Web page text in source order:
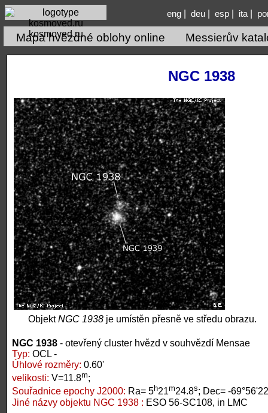
kosmoved.ru
eng| deu| esp| ita|
Mapa hvězdné oblohy online Messierův
NGC 1938
ObjektNGC 1938je umístěn přesně ve středu obrazu.
NGC 1938 - otevřený cluster hvězd v souhvězdí Mensae
Typ: OCL -
Úhlové rozměry: 0.60'
velikosti: V=11.8m;
Souřadnice epochy J2000: Ra= 5h21m24.8s; Dec= -
Jiné názvy objektu NGC 1938 : ESO 56-SC108, in LMC